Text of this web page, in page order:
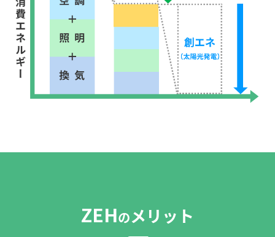
ZEHのメリット